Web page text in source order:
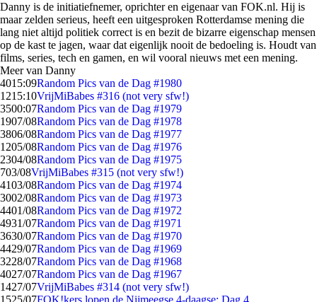
Danny is de initiatiefnemer, oprichter en eigenaar van FOK.nl. Hij is
maar zelden serieus, heeft een uitgesproken Rotterdamse mening die
lang niet altijd politiek correct is en bezit de bizarre eigenschap mensen
op de kast te jagen, waar dat eigenlijk nooit de bedoeling is. Houdt van
films, series, tech en gamen, en wil vooral nieuws met een mening.
Meer van Danny
4015:09Random Pics van de Dag #1980
1215:10VrijMiBabes #316 (not very sfw!)
3500:07Random Pics van de Dag #1979
1907/08Random Pics van de Dag #1978
3806/08Random Pics van de Dag #1977
1205/08Random Pics van de Dag #1976
2304/08Random Pics van de Dag #1975
703/08VrijMiBabes #315 (not very sfw!)
4103/08Random Pics van de Dag #1974
3002/08Random Pics van de Dag #1973
4401/08Random Pics van de Dag #1972
4931/07Random Pics van de Dag #1971
3630/07Random Pics van de Dag #1970
4429/07Random Pics van de Dag #1969
3228/07Random Pics van de Dag #1968
4027/07Random Pics van de Dag #1967
1427/07VrijMiBabes #314 (not very sfw!)
1525/07FOK!kers lopen de Nijmeegse 4-daagse: Dag 4